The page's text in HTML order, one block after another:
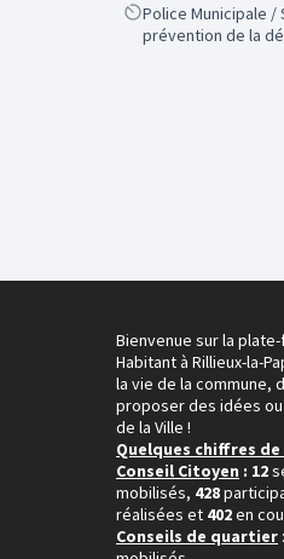
Scope
Police Municipale / Sécurité et
prévention de la
Bienvenue sur la
Habitant à Rillieux-la-
la vie de la commune,
proposer des idées
de la Ville !
Quelques chiffres
Conseil Citoyen : 12
mobilisés, 428
réalisées et 402en
Conseils de quartier :